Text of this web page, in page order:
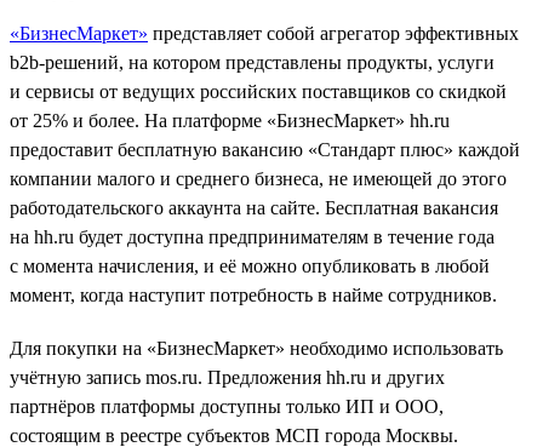
«БизнесМаркет» представляет собой агрегатор эффективных
b2b-решений, на котором представлены продукты, услуги
и сервисы от ведущих российских поставщиков со скидкой
от 25% и более. На платформе «БизнесМаркет» hh.ru
предоставит бесплатную вакансию «Стандарт плюс» каждой
компании малого и среднего бизнеса, не имеющей до этого
работодательского аккаунта на сайте. Бесплатная вакансия
на hh.ru будет доступна предпринимателям в течение года
с момента начисления, и её можно опубликовать в любой
момент, когда наступит потребность в найме сотрудников.
Для покупки на «БизнесМаркет» необходимо использовать
учётную запись mos.ru. Предложения hh.ru и других
партнёров платформы доступны только ИП и ООО,
состоящим в реестре субъектов МСП города Москвы.